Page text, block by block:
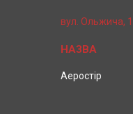
вул. Ольжича,
Аеростір